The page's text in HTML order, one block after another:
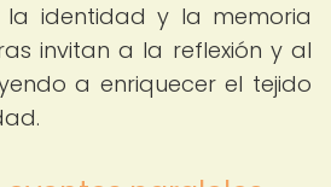
la identidad y la memoria
invitan a la reflexión y al
a enriquecer el tejido